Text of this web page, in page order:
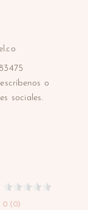
o
sociales.
0 (0)